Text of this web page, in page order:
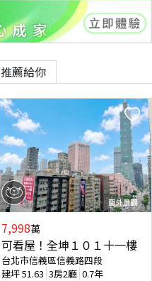
推薦給你
7,998萬
可看屋！全坤１０１十一樓
台北市信義區信義路四段
建坪51.63 3房2廳 0.7年